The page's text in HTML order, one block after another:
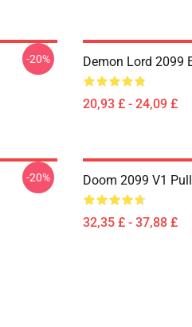
-20% Demon Lord 2099
20,93 £ - 24,09 £
-20% Doom 2099 V1
32,35 £ - 37,88 £